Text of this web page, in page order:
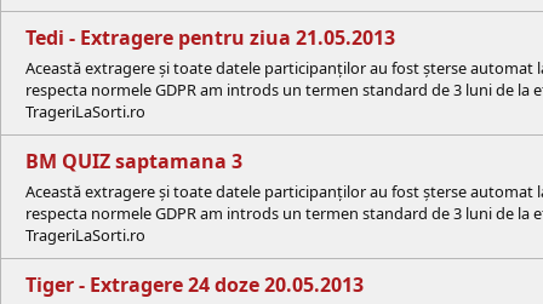
Tedi - Extragere pentru ziua 21.05.2013
Această extragere și toate datele participanților au fost șterse
respecta normele GDPR am introds un termen standard de 3 luni de
TrageriLaSorti.ro
BM QUIZ saptamana 3
Această extragere și toate datele participanților au fost șterse
respecta normele GDPR am introds un termen standard de 3 luni de
TrageriLaSorti.ro
Tiger - Extragere 24 doze 20.05.2013